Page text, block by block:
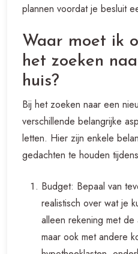
plannen voordat je besluit
Waar moet ik
het zoeken
huis?
Bij het zoeken naar een
verschillende belangrijke
letten. Hier zijn enkele
gedachten te houden
Budget: Bepaal van
realistisch over wat je
alleen rekening met de
maar ook met andere